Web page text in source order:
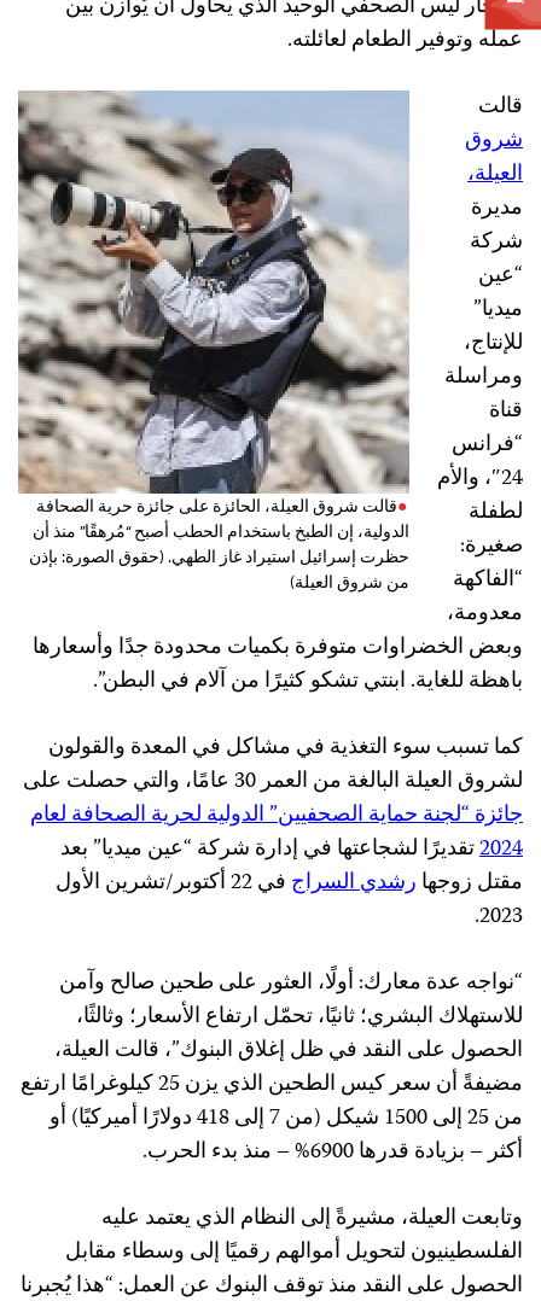
الحجار ليس الصحفي الوحيد الذي يحاول أن يُوازن بين
عمله وتوفير الطعام لعائلته.
قالت شروق العيلة، الحائزة على جائزة حرية الصحافة
الدولية، إن الطبخ باستخدام الحطب أصبح “مُرهقًا” منذ أن
حظرت إسرائيل استيراد غاز الطهي. (حقوق الصورة: بإذن
من شروق العيلة)
قالت
شروق
العيلة،
مديرة
شركة
“عين
ميديا”
للإنتاج،
ومراسلة
قناة
“فرانس
24″، والأم
لطفلة
صغيرة:
“الفاكهة
معدومة،
وبعض الخضراوات متوفرة بكميات محدودة جدًا وأسعارها
باهظة للغاية. ابنتي تشكو كثيرًا من آلام في البطن”.
كما تسبب سوء التغذية في مشاكل في المعدة والقولون
لشروق العيلة البالغة من العمر 30 عامًا، والتي حصلت على
جائزة“لجنةحمايةالصحفيين”الدوليةلحريةالصحافةلعام
2024تقديرًا لشجاعتها في إدارة شركة “عين ميديا” بعد
مقتل زوجها رشديالسراج
في 22 أكتوبر/تشرين الأول
2023.
“نواجه عدة معارك: أولًا، العثور على طحين صالح وآمن
للاستهلاك البشري؛ ثانيًا، تحمّل ارتفاع الأسعار؛ وثالثًا،
الحصول على النقد في ظل إغلاق البنوك”، قالت العيلة،
مضيفةً أن سعر كيس الطحين الذي يزن 25 كيلوغرامًا ارتفع
من 25 إلى 1500 شيكل (من 7 إلى 418 دولارًا أميركيًا) أو
أكثر – بزيادة قدرها 6900% – منذ بدء الحرب.
وتابعت العيلة، مشيرةً إلى النظام الذي يعتمد عليه
الفلسطينيون لتحويل أموالهم رقميًا إلى وسطاء مقابل
الحصول على النقد منذ توقف البنوك عن العمل: “هذا يُجبرنا